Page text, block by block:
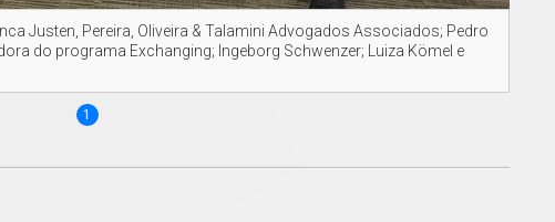
Justen, Pereira, Oliveira & Talamini Advogados Associados; Pedro
do programa Exchanging; Ingeborg Schwenzer; Luiza Kömel e
1